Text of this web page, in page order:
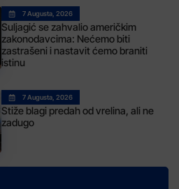
7 Augusta, 2026
Suljagić se zahvalio američkim
zakonodavcima: Nećemo biti
zastrašeni i nastavit ćemo braniti
istinu
7 Augusta, 2026
Stiže blagi predah od vrelina, ali ne
zadugo